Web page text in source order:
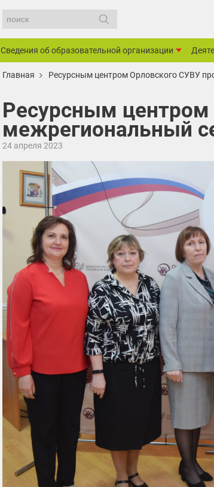
Сведения об образовательной организации
Главная Ресурсным центром Орловского СУВУ
Ресурсным центром
межрегиональный
24 апреля 2023